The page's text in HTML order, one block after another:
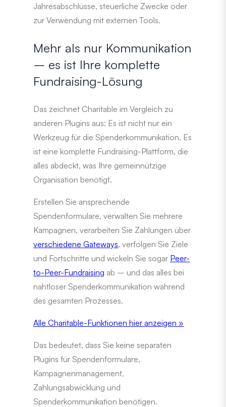
Jahresabschlüsse, steuerliche Zwecke oder
zur Verwendung mit externen Tools.
Mehr als nur Kommunikation
– es ist Ihre komplette
Fundraising-Lösung
Das zeichnet Charitable im Vergleich zu
anderen Plugins aus: Es ist nicht nur ein
Werkzeug für die Spenderkommunikation. Es
ist eine komplette Fundraising-Plattform, die
alles abdeckt, was Ihre gemeinnützige
Organisation benötigt.
Erstellen Sie ansprechende
Spendenformulare, verwalten Sie mehrere
Kampagnen, verarbeiten Sie Zahlungen über
verschiedene Gateways, verfolgen Sie Ziele
und Fortschritte und wickeln Sie sogar Peer-
to-Peer-Fundraising ab – und das alles bei
nahtloser Spenderkommunikation während
des gesamten Prozesses.
Alle Charitable-Funktionen hier anzeigen »
Das bedeutet, dass Sie keine separaten
Plugins für Spendenformulare,
Kampagnenmanagement,
Zahlungsabwicklung und
Spenderkommunikation benötigen.